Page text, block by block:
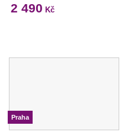
2 490 Kč
Praha